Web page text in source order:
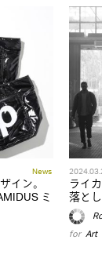
News
イン。
ミ
ライ
落と
for Art